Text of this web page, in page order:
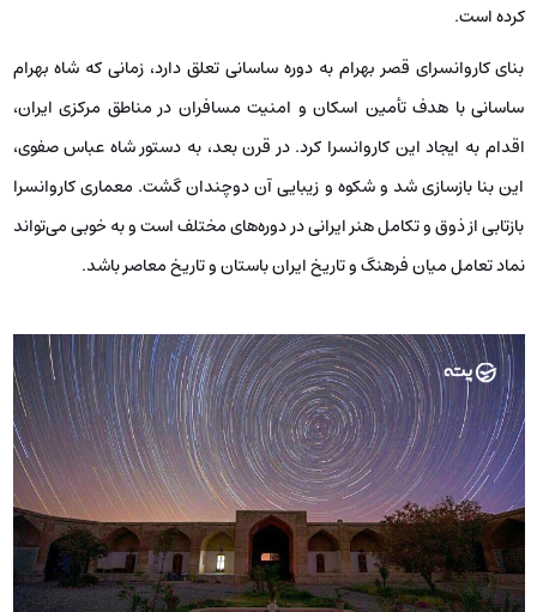
کرده است.
بنای کاروانسرای قصر بهرام به دوره ساسانی تعلق دارد، زمانی که شاه بهرام
ساسانی با هدف تأمین اسکان و امنیت مسافران در مناطق مرکزی ایران،
اقدام به ایجاد این کاروانسرا کرد. در قرن بعد، به دستور شاه عباس صفوی،
این بنا بازسازی شد و شکوه و زیبایی آن دوچندان گشت. معماری کاروانسرا
بازتابی از ذوق و تکامل هنر ایرانی در دوره‌های مختلف است و به خوبی می‌تواند
نماد تعامل میان فرهنگ‌ و تاریخ ایران باستان و تاریخ معاصر باشد.